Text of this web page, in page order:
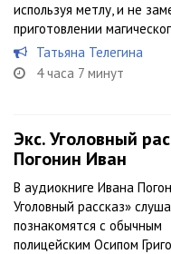
используя метлу, и не
приготовлении
Татьяна Телегина
4 часа 7 минут
Экс. Уголовный
Погонин Иван
В аудиокниге Ивана
Уголовный рассказ»
познакомятся с обычным
полицейским Осипом